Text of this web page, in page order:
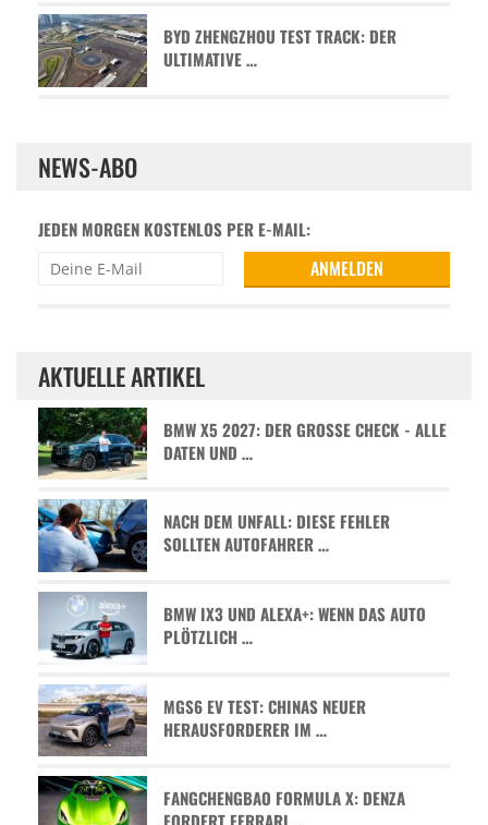
BYD ZHENGZHOU TEST TRACK: DER
ULTIMATIVE …
NEWS-ABO
JEDEN MORGEN KOSTENLOS PER E-MAIL:
AKTUELLE ARTIKEL
BMW X5 2027: DER GROSSE CHECK - ALLE D
ATEN UND …
NACH DEM UNFALL: DIESE FEHLER
SOLLTEN AUTOFAHRER …
BMW IX3 UND ALEXA+: WENN DAS AUTO
PLÖTZLICH …
MGS6 EV TEST: CHINAS NEUER
HERAUSFORDERER IM …
FANGCHENGBAO FORMULA X: DENZA